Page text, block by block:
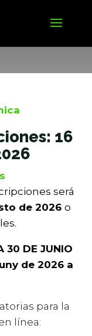
16
será
de 2026 o
30 DE JUNIO
de 2026 a
para la
línea: